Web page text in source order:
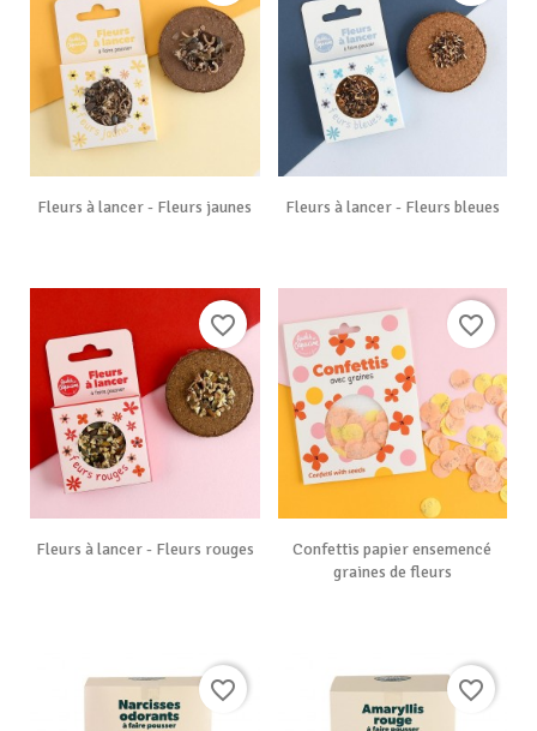
Fleurs à lancer - Fleurs jaunes Fleurs à lancer - Fleurs bleues
Fleurs à lancer - Fleurs rouges
favorite_border
Confettis papier ensemencé
graines de fleurs
favorite_border
favorite_border favorite_border